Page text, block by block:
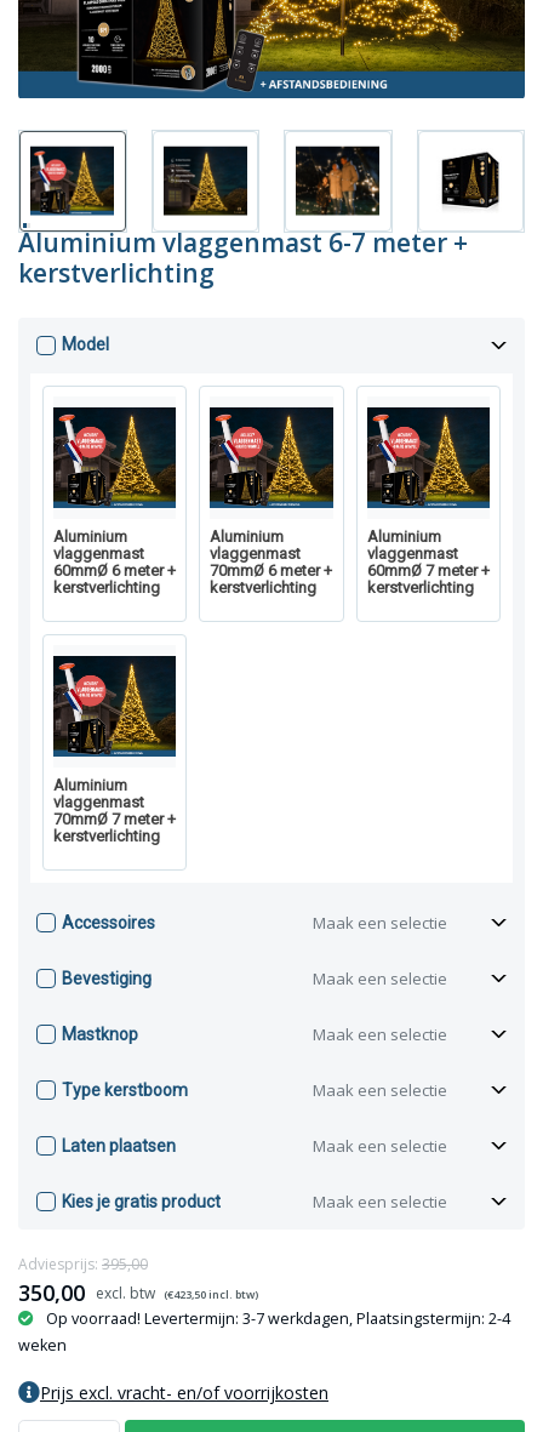
Aluminium vlaggenmast 6-7 meter +
kerstverlichting
Model
Aluminium
vlaggenmast
60mmØ 6 meter +
kerstverlichting
Aluminium
vlaggenmast
70mmØ 6 meter +
kerstverlichting
Aluminium
vlaggenmast
60mmØ 7 meter +
kerstverlichting
Aluminium
vlaggenmast
70mmØ 7 meter +
kerstverlichting
Accessoires Maak een selectie
Bevestiging Maak een selectie
Mastknop Maak een selectie
Type kerstboom Maak een selectie
Laten plaatsen Maak een selectie
Kies je gratis product Maak een selectie
350,00 (€423,50incl. btw)
Adviesprijs: 395,00
Op voorraad! Levertermijn: 3-7 werkdagen, Plaatsingstermijn: 2-4
weken
Prijs excl. vracht- en/of voorrijkosten